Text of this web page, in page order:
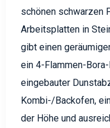
schönen schwarzen
Arbeitsplatten in
gibt einen
ein 4-Flammen-
eingebauter
Kombi-/Backofen,
der Höhe und